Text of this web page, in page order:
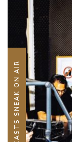
PODCASTS SNEAK ON AIR